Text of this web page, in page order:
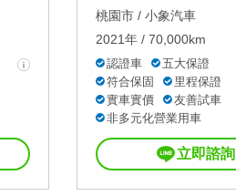
桃園市 / 小象汽車
2021年 / 70,000km
認證車
五大保證
符合保固
里程保證
實車實價
友善試車
非多元化營業用車
立即諮詢